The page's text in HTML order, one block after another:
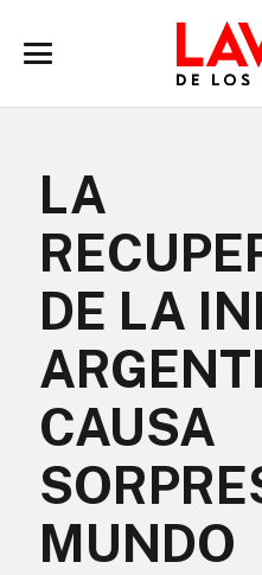
LA
DE LA
CAUSA
MUNDO